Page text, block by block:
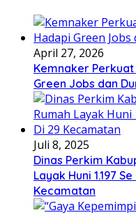
April 27, 2026
Kemnaker
Green Jobs dan
Juli 8, 2025
Dinas Perkim
Layak Huni 1.197
Kecamatan